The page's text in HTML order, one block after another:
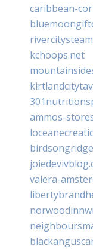
caribbean-
kchoops.net
ammos-
valera-